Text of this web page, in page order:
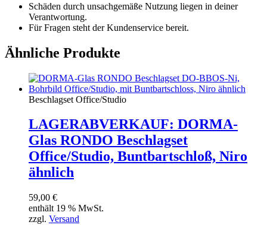
Schäden durch unsachgemäße Nutzung liegen in deiner
Verantwortung.
Für Fragen steht der Kundenservice bereit.
Ähnliche Produkte
Beschlagset Office/Studio
LAGERABVERKAUF: DORMA-
Glas RONDO Beschlagset
Office/Studio, Buntbartschloß, Niro
ähnlich
59,00 €
enthält 19 % MwSt.
zzgl. Versand